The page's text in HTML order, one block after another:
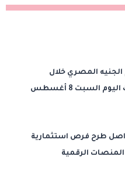
الجنيه المصري خلال
منتصف تعاملات اليوم السبت 8 أغسطس
طرح فرص استثمارية
الرقمية